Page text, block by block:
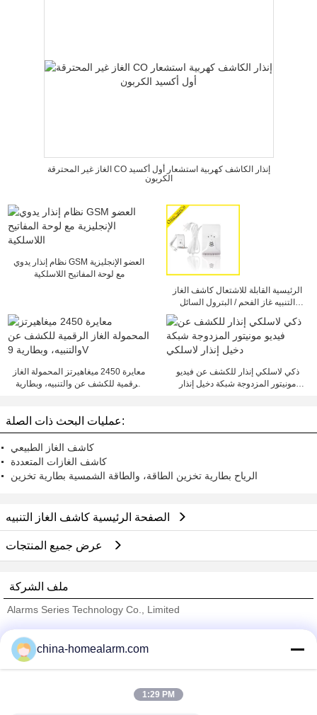
الغاز غير المحترقة CO إنذار الكاشف كهربية استشعار أول أكسيد
الكربون
نظام إنذار يدوي GSM العضو الإنجليزية
مع لوحة المفاتيح اللاسلكية
الرئيسية القابلة للاشتعال كاشف الغاز
التنبيه غاز الفحم / البترول السائل
معايرة 2450 ميغاهيرتز المحمولة الغاز
الرقمية للكشف عن والتنبيه، وبطارية
ذكي لاسلكي إنذار للكشف عن فيديو
مونيتور المزدوجة شبكة دخيل إنذار
عمليات البحث ذات الصلة:
كاشف الغاز الطبيعي
كاشف الغازات المتعددة
الرياح بطارية تخزين الطاقة، والطاقة الشمسية بطارية تخزين
الصفحة الرئيسية كاشف الغاز التنبيه
ملف الشركة
Alarms Series Technology Co., Limited
Trust Seal
Verified Suplier
china-homealarm.com
1:29 PM